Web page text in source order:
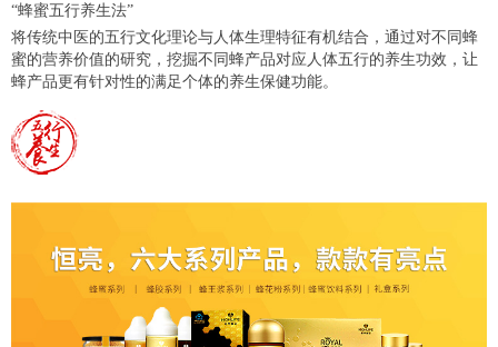
“蜂蜜五行养生法”
将传统中医的五行文化理论与人体生理特征有机结合，通过对不同蜂
蜜的营养价值的研究，挖掘不同蜂产品对应人体五行的养生功效，让
蜂产品更有针对性的满足个体的养生保健功能。